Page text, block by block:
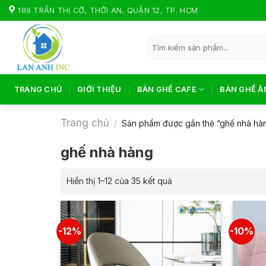
Skip
to
content
189 TRẦN THỊ CỜ, THỚI AN, QUẬN 12, TP. HCM
kiếm:
TRANG CHỦ GIỚI THIỆU BÀN GHẾ CAFE BÀN GHẾ
Trang chủ / Sản phẩm được gắn thẻ “ghế nhà
ghế nhà hàng
Hiển thị 1–12 của 35 kết quả
-12% -10%